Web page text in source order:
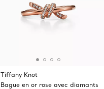
Tiffany Knot
Bague en or rose avec diamants